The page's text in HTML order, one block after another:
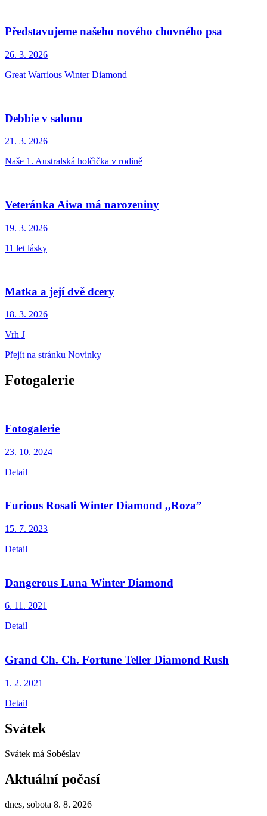
Představujeme našeho nového chovného psa
26. 3. 2026
Great Warrious Winter Diamond
Debbie v salonu
21. 3. 2026
Naše 1. Australská holčička v rodině
Veteránka Aiwa má narozeniny
19. 3. 2026
11 let lásky
Matka a její dvě dcery
18. 3. 2026
Vrh J
Přejít na stránku Novinky
Fotogalerie
Fotogalerie
23. 10. 2024
Detail
Furious Rosali Winter Diamond ,,Roza”
15. 7. 2023
Detail
Dangerous Luna Winter Diamond
6. 11. 2021
Detail
Grand Ch. Ch. Fortune Teller Diamond Rush
1. 2. 2021
Detail
Svátek
Svátek má Soběslav
Aktuální počasí
dnes, sobota 8. 8. 2026